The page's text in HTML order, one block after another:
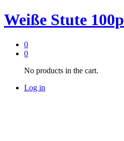
Weiße Stute 100p
0
0
No products in the cart.
Log in